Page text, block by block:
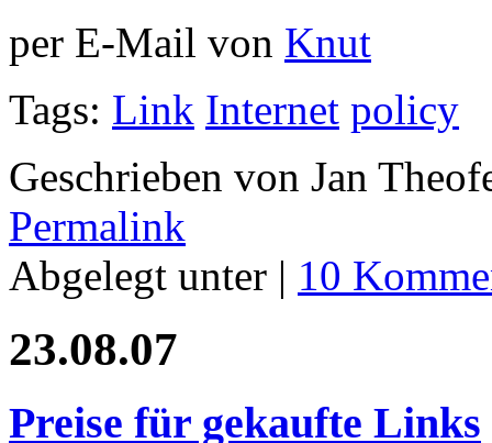
per E-Mail von Knut
Tags: Link Internet policy
Geschrieben von Jan
Permalink
Abgelegt unter | 10
23.08.07
Preise für gekaufte Links